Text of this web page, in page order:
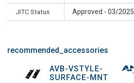
JITC Status Approved - 03/2025
recommended_accessories
AVB-VSTYLE-
SURFACE-MNT